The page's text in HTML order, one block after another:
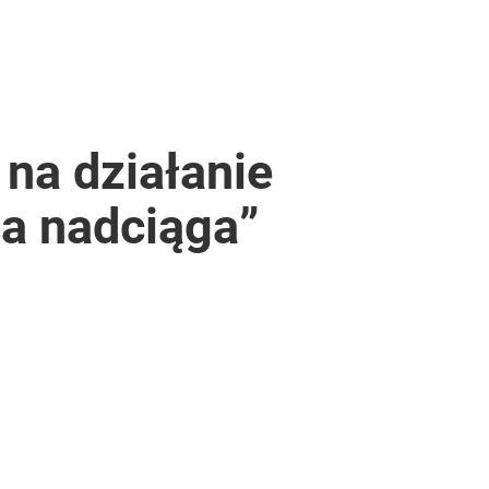
działanie
nadciąga”